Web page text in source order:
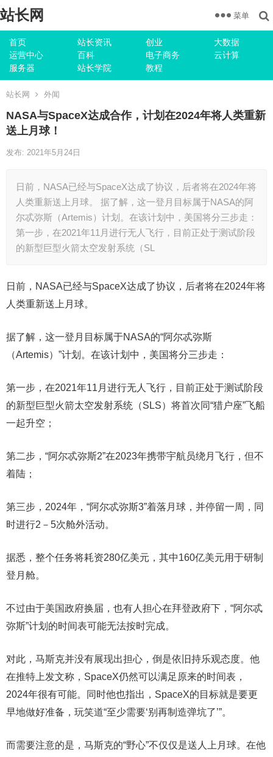
站长网
首页 站长资讯 创业
大数据
运营中心
百科 电子商务
云计算
服务器
站长学院 教程
菜单
站长网 外闻
NASA与SpaceX达成合作，计划在2024年将人类重新
送上月球！
发布: 2021年5月24日
日前，NASA已经与SpaceX达成了协议，后者将在2024年将
人类重新送上月球。 据了解，这一登月目标属于NASA的阿
尔忒弥斯（Artemis）计划。在该计划中，美国将分三步走：
第一步，在2021年11月进行无人飞行，目前正处于测试阶段
的新型巨型火箭太空发射系统（SL
日前，NASA已经与SpaceX达成了协议，后者将在2024年将
人类重新送上月球。
据了解，这一登月目标属于NASA的“阿尔忒弥斯
（Artemis）”计划。在该计划中，美国将分三步走：
第一步，在2021年11月进行无人飞行，目前正处于测试阶段
的新型巨型火箭太空发射系统（SLS）将首次同“猎户座”飞船
一起升空；
第二步，“阿尔忒弥斯2”在2023年携带宇航员绕月飞行，但不
着陆；
第三步，2024年，“阿尔忒弥斯3”着落月球，并停留一周，同
时进行2－5次舱外活动。
据悉，整个任务将耗资280亿美元，其中160亿美元用于研制
登月舱。
不过由于美国政府换届，也有人担心在拜登政府下，“阿尔忒
弥斯”计划的时间表可能无法按时完成。
对此，马斯克并没有展现出担心，倒是依旧持乐观态度。他
在推特上发文称，SpaceX仍然可以满足原来的时间表，
2024年很有可能。同时他也指出，SpaceX的目标就是要更
早地做好准备，玩笑道“至少需要‘别再制造弹坑了’”。
而需要注意的是，马斯克的“野心”不仅仅是送人上月球。在他